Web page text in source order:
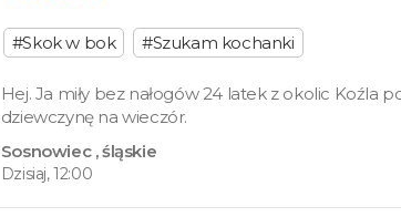
#Skok w bok #Szukam kochanki
Hej. Ja miły bez nałogów 24 latek z okolic Koźla
dziewczynę na wieczór.
Sosnowiec , śląskie
Dzisiaj, 12:00